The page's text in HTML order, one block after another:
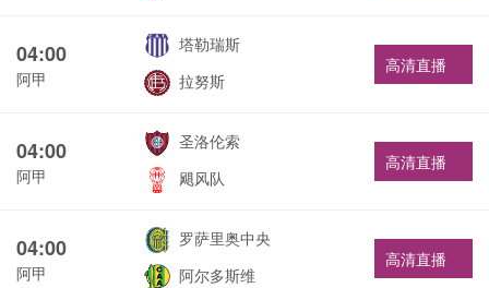
04:00
阿甲
塔勒瑞斯
拉努斯
高清直播
04:00
阿甲
圣洛伦索
飓风队
高清直播
04:00
阿甲
罗萨里奥中央
阿尔多斯维
高清直播